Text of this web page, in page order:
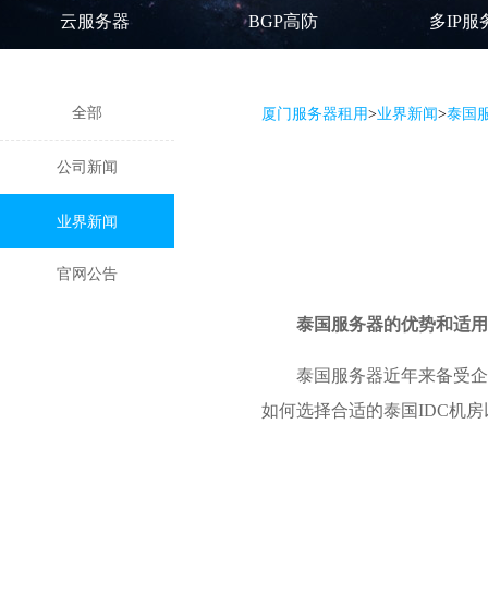
云服务器 BGP高防 多IP服
全部
公司新闻
业界新闻
官网公告
厦门服务器租用>业界新闻>泰国
泰国服务器的优势和适
泰国服务器近年来备受
如何选择合适的泰国IDC机